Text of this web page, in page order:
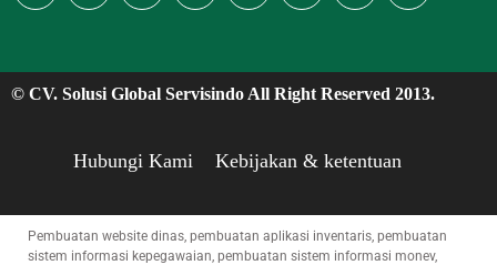
© CV. Solusi Global Servisindo All Right Reserved 2013.
Hubungi Kami Kebijakan & ketentuan
Pembuatan website dinas, pembuatan aplikasi inventaris, pembuatan
sistem informasi kepegawaian, pembuatan sistem informasi monev,